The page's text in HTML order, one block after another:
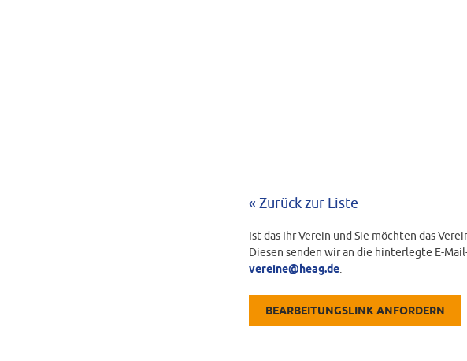
« Zurück zur Liste
Ist das Ihr Verein und Sie möchten das
Diesen senden wir an die hinterlegte E-
vereine@heag.de.
BEARBEITUNGSLINK ANFORDERN